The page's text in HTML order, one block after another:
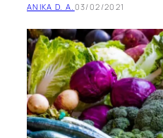
ANIKA D. A. 03/02/2021